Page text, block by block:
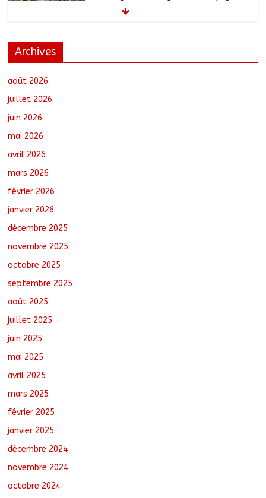
au marché moderne
Archives
août 2026
juillet 2026
juin 2026
mai 2026
avril 2026
mars 2026
février 2026
janvier 2026
décembre 2025
novembre 2025
octobre 2025
septembre 2025
août 2025
juillet 2025
juin 2025
mai 2025
avril 2025
mars 2025
février 2025
janvier 2025
décembre 2024
novembre 2024
octobre 2024